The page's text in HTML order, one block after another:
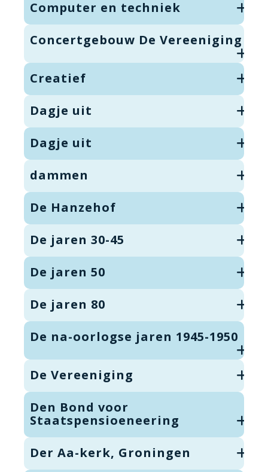
Computer en techniek
Concertgebouw De Vereeniging
Creatief
Dagje uit
Dagje uit
dammen
De Hanzehof
De jaren 30-45
De jaren 50
De jaren 80
De na-oorlogse jaren 1945-1950
De Vereeniging
Den Bond voor
Staatspensioeneering
Der Aa-kerk, Groningen